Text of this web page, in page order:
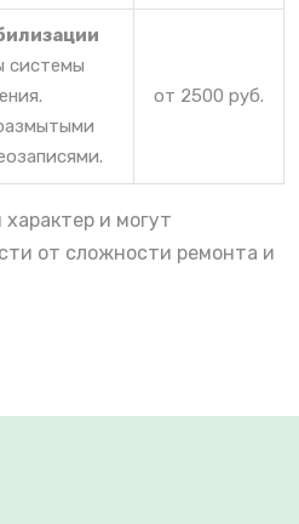
системы
от 2500 руб.
и могут
от сложности ремонта и